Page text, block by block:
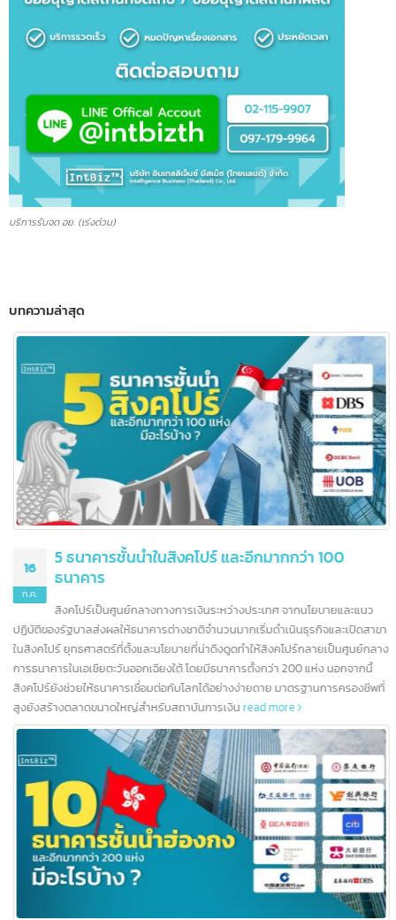
บทความล่าสุด
16
ก.ค.
5 ธนาคารชั้นนำในสิงคโปร์ และอีกมากกว่า 100
ธนาคาร
สิงคโปร์เป็นศูนย์กลางทางการเงินระหว่างประเทศ จากนโยบายและแนว
ปฏิบัติของรัฐบาลส่งผลให้ธนาคารต่างชาติจำนวนมากเริ่มดำเนินธุรกิจและเปิดสา
ในสิงคโปร์ ยุทธศาสตร์ที่ตั้งและนโยบายที่น่าดึงดูดทำให้สิงคโปร์กลายเป็นศูนย์กล
การธนาคารในเอเชียตะวันออกเฉียงใต้ โดยมีธนาคารตั้งกว่า 200 แห่ง นอกจากนี้
สิงคโปร์ยังช่วยให้ธนาคารเชื่อมต่อกับโลกได้อย่างง่ายดาย มาตรฐานการครองชี
สูงยังสร้างตลาดขนาดใหญ่สำหรับสถาบันการเงิน read more